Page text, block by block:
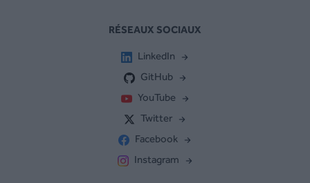
RÉSEAUX SOCIAUX
LinkedIn
GitHub
YouTube
Twitter
Facebook
Instagram